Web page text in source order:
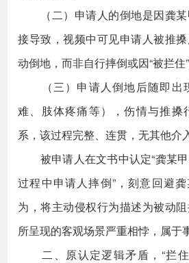
（二）申请人的倒地是因龚某
接导致，视频中可见申请人被推
动倒地，而非自行摔倒或因“被拦住”
（三）申请人倒地后随即出
难、肢体疼痛等），伤情与推搡
系，该过程完整、连贯，无其他介
被申请人在文书中认定“龚某甲
过程中申请人摔倒”，刻意回避
为，将主动侵权行为描述为被动
所呈现的客观场景严重相悖，属于
二、原认定逻辑矛盾，“拦住